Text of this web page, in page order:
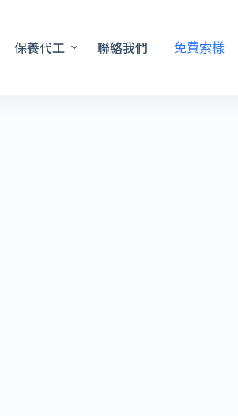
保養代工 聯絡我們 免費索樣